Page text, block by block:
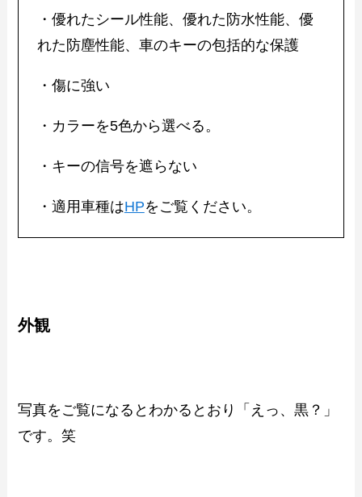
・優れたシール性能、優れた防水性能、優
れた防塵性能、車のキーの包括的な保護
・傷に強い
・カラーを5色から選べる。
・キーの信号を遮らない
・適用車種はHPをご覧ください。
外観
写真をご覧になるとわかるとおり「えっ、黒？」
です。笑